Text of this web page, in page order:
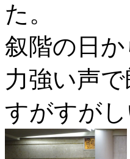
た。
叙階の日
力強い声
すがすが